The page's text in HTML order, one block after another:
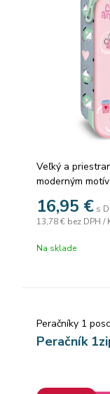
Veľký a
moderným
ktorí chcú mať
prehľadne
Vďaka
ceruziek až po
ceruzky alebo
gumu či iné
poznámky,
16,95 € s
13,78 € bez DPH /
Na sklade
Peračníky 1
Peračník